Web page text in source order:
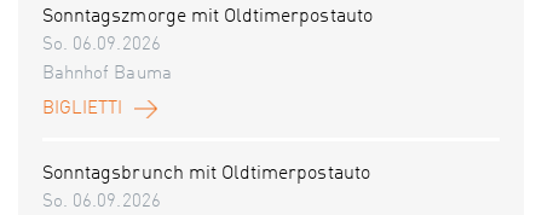
Sonntagszmorge mit Oldtimerpostauto
So. 06.09.2026
Bahnhof Bauma
BIGLIETTI
Sonntagsbrunch mit Oldtimerpostauto
So. 06.09.2026